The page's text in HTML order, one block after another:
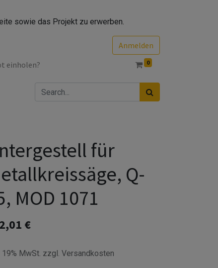
sowie das Projekt zu erwerben.
Anmelden
einholen? 0
für
Q-
MOD 1071
€
19% MwSt. zzgl. Versandkosten